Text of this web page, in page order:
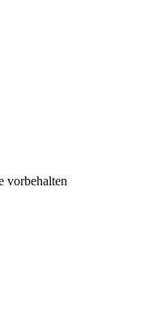
vorbehalten